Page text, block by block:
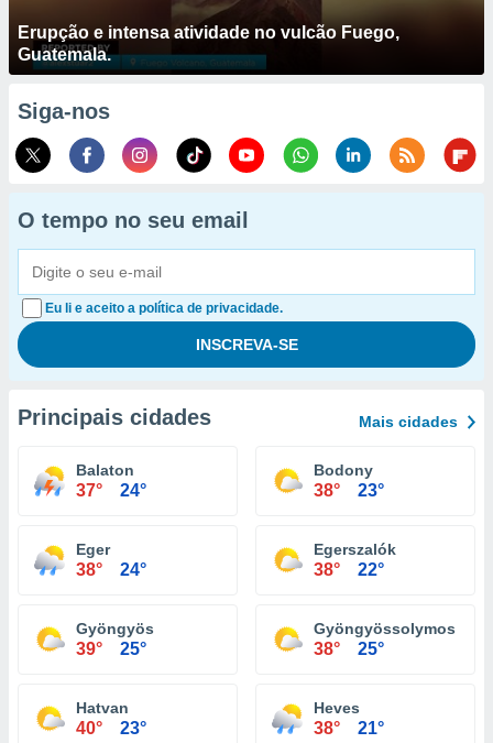
Erupção e intensa atividade no vulcão Fuego,
Guatemala.
Siga-nos
O tempo no seu email
Eu li e aceito a política de privacidade.
Principais cidades Mais cidades
Balaton
37° 24°
Bodony
38° 23°
Eger
38° 24°
Egerszalók
38° 22°
Gyöngyös
39° 25°
Gyöngyössolymos
38° 25°
Hatvan
40° 23°
Heves
38° 21°